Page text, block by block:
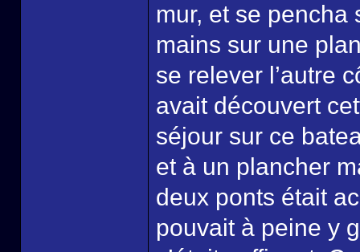
mur, et se pencha
mains sur une
se relever l’autre
avait découvert
séjour sur ce
et à un plancher
deux ponts était
pouvait à peine y